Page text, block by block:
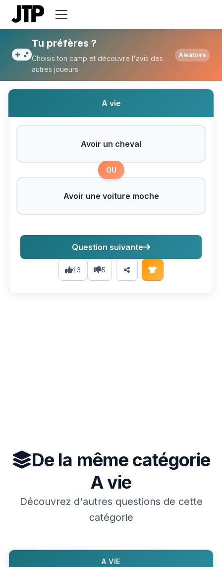
Tu préfères Avoir un cheval ou Avoir
Tu préfères ?
Choisis ton camp et découvre l'avis des
autres joueurs
Aléatoire
A vie
Avoir un cheval
OU
Avoir une voiture moche
13 5
Question suivante
De la même catégorie
A vie
Découvrez d'autres questions de cette
catégorie
A VIE